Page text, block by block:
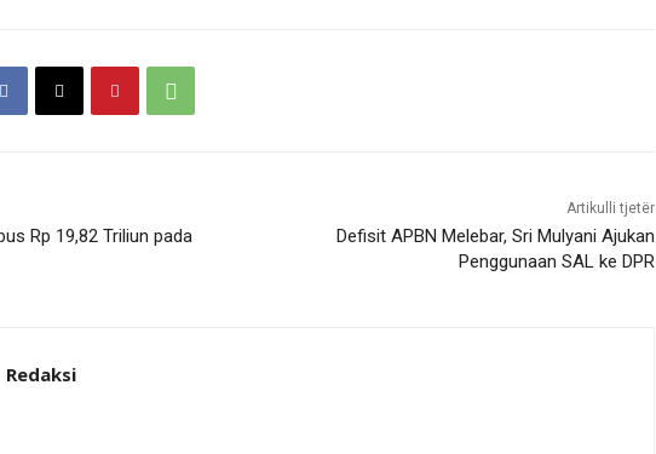
Rp 19,82 Triliun pada
Artikulli tjetër
Defisit APBN Melebar, Sri Mulyani Ajukan
Penggunaan SAL ke DPR
Redaksi